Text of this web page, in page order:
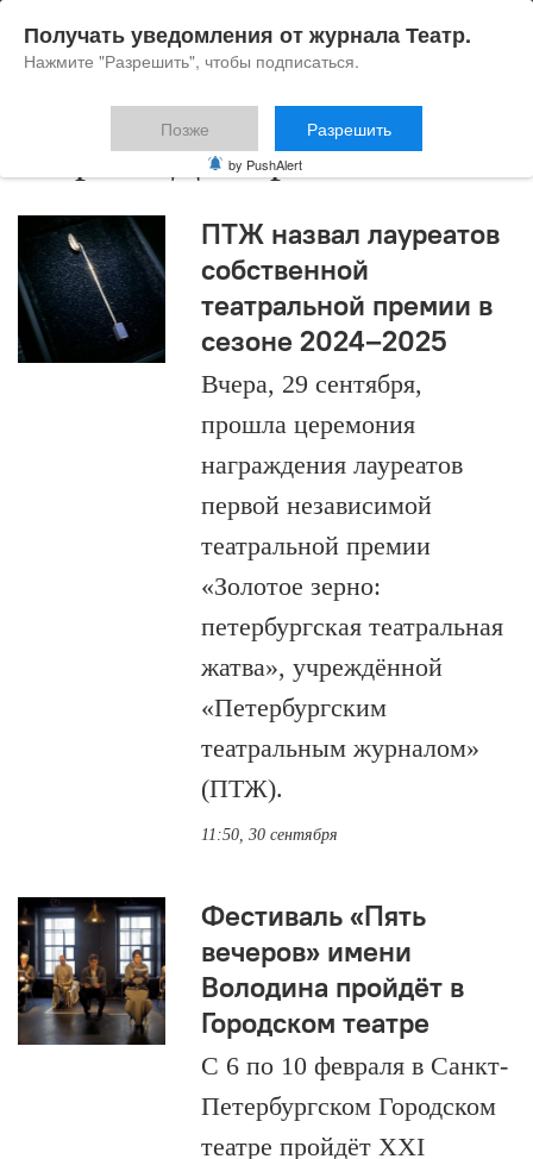
Марина Дмитревская
ПТЖ назвал лауреатов
собственной
театральной премии в
сезоне 2024–2025
Вчера, 29 сентября,
прошла церемония
награждения лауреатов
первой независимой
театральной премии
«Золотое зерно:
петербургская театральная
жатва», учреждённой
«Петербургским
театральным журналом»
(ПТЖ).
11:50, 30 сентября
Фестиваль «Пять
вечеров» имени
Володина пройдёт в
Городском театре
С 6 по 10 февраля в Санкт-
Петербургском Городском
театре пройдёт XXI
Получать уведомления от журнала Театр.
Нажмите "Разрешить", чтобы подписаться.
Позже Разрешить
by PushAlert